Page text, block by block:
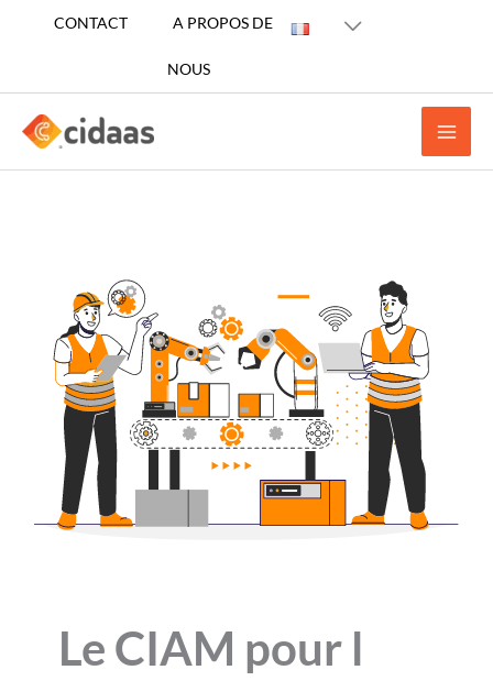
CONTACT A PROPOS DE
NOUS
Le CIAM pour l